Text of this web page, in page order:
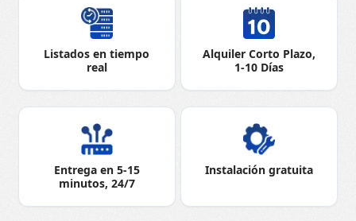
Listados en tiempo
real
Alquiler Corto Plazo,
1-10 Días
Entrega en 5-15
minutos, 24/7
Instalación gratuita